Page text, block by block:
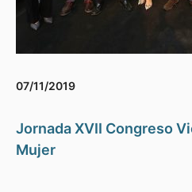
07/11/2019
Jornada XVII Congreso
Mujer